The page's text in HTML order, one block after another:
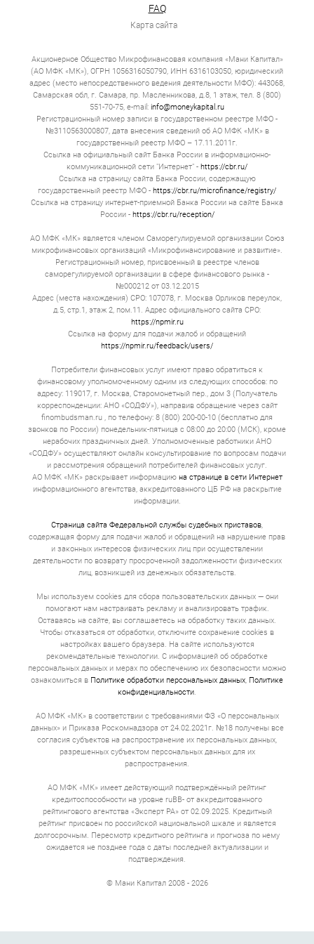
Проверка длится за 15 минут. Выдача полностью всей
денежной суммы происходит мгновенно. Но за эту
скорость всегда есть дополнительная плата.
прежде всего оцените вашу конкретную ситуацию. Если
вам не хватает 10 000 до аванса — оформляйте
микрозайм и отдавайте деньги через 14 д. Если вам
необходимо полмиллиона на модернизацию цеха —
обращайтесь к нам.
Типы онлайн займов в Копейске
Весь рынок онлайн‑займов удобно разделить на три
категории.
Классические микрозаймы
Суммы — от 1 000 до 30 000 рублей. Сроки — от 7
хватает денег на бытовые нужды, студенты,
пенсионеры. МФО, которые предоставляют такие
микрозаймы, зарабатывают на скорости,
доступности.
Суммы — от 10 000 до 100 000 рублей. Срок от 3
мес. до 1 г. Фиксированный график. Ежемесячно
вы вносите одну и ту же сумму денег, и
задолженность по займу постепенно тает.
Займы с обеспечением
Сумма может достигать 30 000 000. Срок — от 1
до 5 лет. Гарантией выступает имущество.
Ставка по займу адекватная, потому что
кредитор снижает свои риски за счет полученной
гарантии. Проценты сопоставимы с
банковскими, а иногда и ниже.
Как взять займ онлайн в
Копейске?
Выбор продукта. Большинство людей ищут
деньги под самый низкий процент. Это
неправильно. Это имеет значение, но вторичное.
Первична цель. Если вам нужно 20 000 на 3
недели до зарплаты, то вам не нужен кредит под
автомастерскую и вам не хватает миллиона на
покупку подъемников, то не стоит брать
микрозайм под 0% на первый месяц. Через 30 дн.
вы будете вынуждены отдать всю сумму займа с
огромной надбавкой.
Договор. В законе прописано требование, что
полная стоимость кредита указывается
понятным шрифтом в правом верхнем углу
первой страницы. Это главная цифра договора
займа, которая включает все: проценты,
Получение денег. Деньги приходят в течение
нескольких минут, иногда секунд. Если вы
оформляете займ на развитие бизнеса или
приобретение оборудования, то перевод может
идти по межбанковским каналам до 3 рабочих
Полная стоимость кредита
онлайн
Ставка 0,8% в день выглядит безобидно. Умножьте на
365 дней — получите 292% годовых. Это не запугивание,
процент превращаются в 11 600. То есть 1500 руб. за
FAQ
Карта сайта
Акционерное Общество Микрофинансовая компания «Мани Капитал»
(АО МФК «МК»), ОГРН 1056316050790, ИНН 6316103050, юридический
адрес (место непосредственного ведения деятельности МФО): 443068,
Самарская обл, г. Самара, пр. Масленникова, д.8, 1 этаж, тел. 8 (800)
551-70-75, e-mail: info@moneykapital.ru
Регистрационный номер записи в государственном реестре МФО -
№3110563000807, дата внесения сведений об АО МФК «МК» в
государственный реестр МФО – 17.11.2011г.
Ссылка на официальный сайт Банка России в информационно-
коммуникационной сети "Интернет" - https://cbr.ru/
Ссылка на страницу сайта Банка России, содержащую
государственный реестр МФО - https://cbr.ru/microfinance/registry/
Ссылка на страницу интернет-приемной Банка России на сайте Банка
России - https://cbr.ru/reception/
АО МФК «МК» является членом Саморегулируемой организации Союз
микрофинансовых организаций «Микрофинансирование и развитие».
Регистрационный номер, присвоенный в реестре членов
саморегулируемой организации в сфере финансового рынка -
№000212 от 03.12.2015
Адрес (места нахождения) СРО: 107078, г. Москва Орликов переулок,
д.5, стр.1, этаж 2, пом.11. Адрес официального сайта СРО:
https://npmir.ru
Ссылка на форму для подачи жалоб и обращений
https://npmir.ru/feedback/users/
Потребители финансовых услуг имеют право обратиться к
финансовому уполномоченному одним из следующих способов: по
адресу: 119017, г. Москва, Старомонетный пер., дом 3 (Получатель
корреспонденции: АНО «СОДФУ»), направив обращение через сайт
finombudsman.ru , по телефону: 8 (800) 200-00-10 (бесплатно для
звонков по России) понедельник-пятница с 08:00 до 20:00 (МСК), кроме
нерабочих праздничных дней. Уполномоченные работники АНО
«СОДФУ» осуществляют онлайн консультирование по вопросам подачи
и рассмотрения обращений потребителей финансовых услуг.
АО МФК «МК» раскрывает информацию на странице в сети Интернет
информационного агентства, аккредитованного ЦБ РФ на раскрытие
информации.
Страница сайта Федеральной службы судебных приставов,
содержащая форму для подачи жалоб и обращений на нарушение прав
и законных интересов физических лиц при осуществлении
деятельности по возврату просроченной задолженности физических
лиц, возникшей из денежных обязательств.
Мы используем cookies для сбора пользовательских данных — они
помогают нам настраивать рекламу и анализировать трафик.
Оставаясь на сайте, вы соглашаетесь на обработку таких данных.
Чтобы отказаться от обработки, отключите сохранение cookies в
настройках вашего браузера. На сайте используются
рекомендательные технологии. С информацией об обработке
персональных данных и мерах по обеспечению их безопасности можно
ознакомиться в Политике обработки персональных данных, Политике
конфиденциальности.
АО МФК «МК» в соответствии с требованиями ФЗ «О персональных
данных» и Приказа Роскомнадзора от 24.02.2021г. №18 получены все
согласия субъектов на распространение их персональных данных,
разрешенных субъектом персональных данных для их
распространения.
АО МФК «МК» имеет действующий подтверждённый рейтинг
кредитоспособности на уровне ruBB- от аккредитованного
рейтингового агентства «Эксперт РА» от 02.09.2025. Кредитный
рейтинг присвоен по российской национальной шкале и является
долгосрочным. Пересмотр кредитного рейтинга и прогноза по нему
ожидается не позднее года с даты последней актуализации и
подтверждения.
© Мани Капитал 2008 - 2026